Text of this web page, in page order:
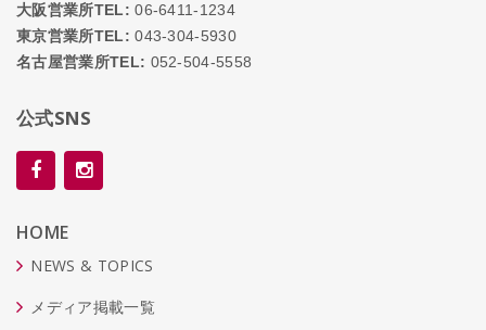
大阪営業所TEL: 06-6411-1234
東京営業所TEL: 043-304-5930
名古屋営業所TEL: 052-504-5558
公式SNS
HOME
NEWS & TOPICS
メディア掲載一覧